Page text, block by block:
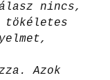
nincs,
tökéletes
Azok